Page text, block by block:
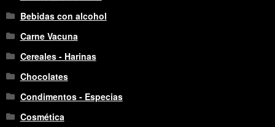
Bebidas con alcohol
Carne Vacuna
Cereales - Harinas
Chocolates
Condimentos - Especias
Cosmética